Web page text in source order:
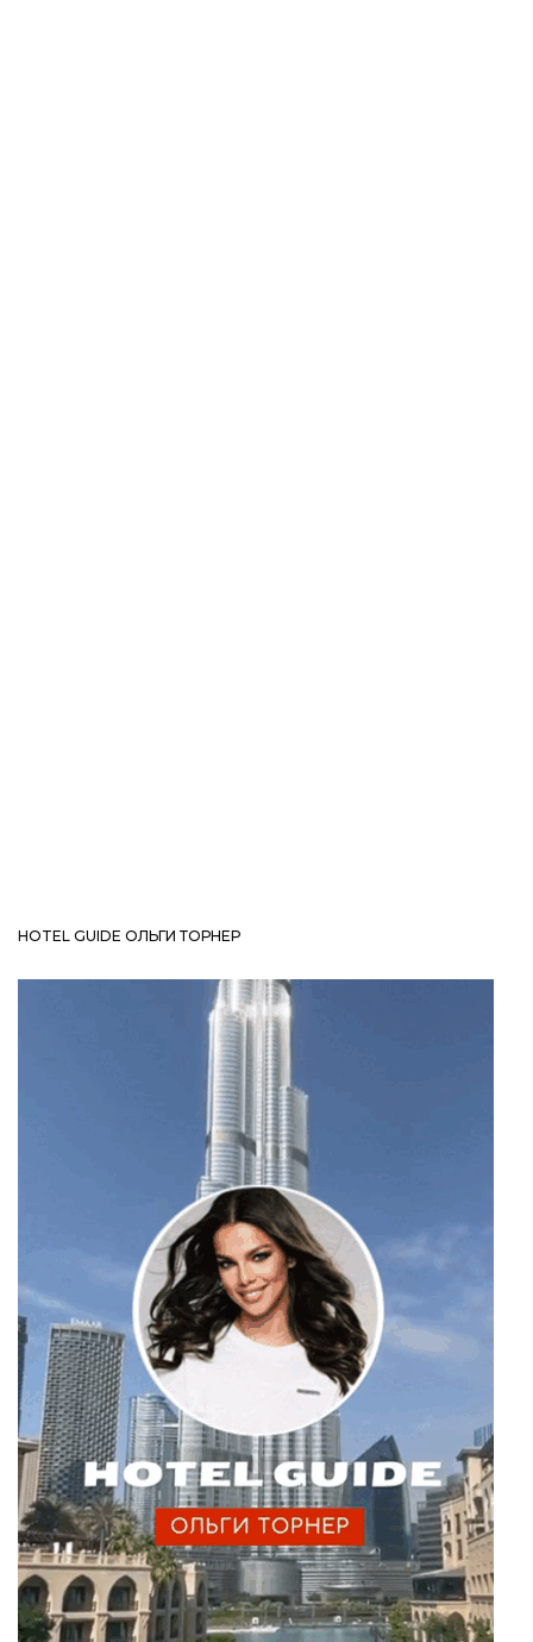
HOTEL GUIDE ОЛЬГИ ТОРНЕР